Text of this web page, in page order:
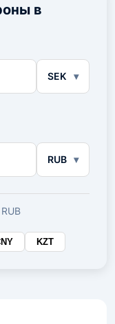
в
SEK
RUB
KZT